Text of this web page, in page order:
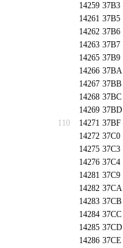
14259 37B3
14261 37B5
14262 37B6
14263 37B7
14265 37B9
14266 37BA
14267 37BB
14268 37BC
14269 37BD
110
14271 37BF
14272 37C0
14275 37C3
14276 37C4
14281 37C9
14282 37CA
14283 37CB
14284 37CC
14285 37CD
14286 37CE